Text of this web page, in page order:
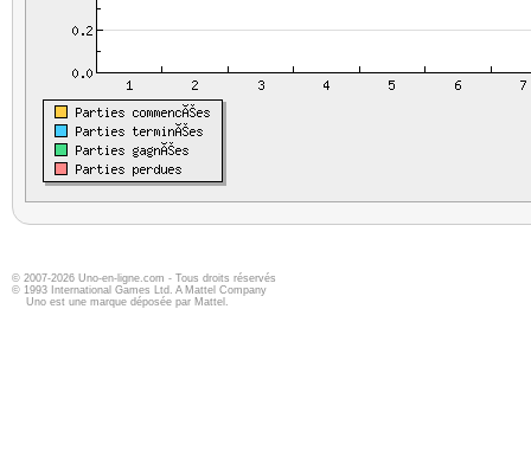
© 2007-2026 Uno-en-ligne.com - Tous droits réservés
© 1993 International Games Ltd. A Mattel Company
Uno est une marque déposée par Mattel.